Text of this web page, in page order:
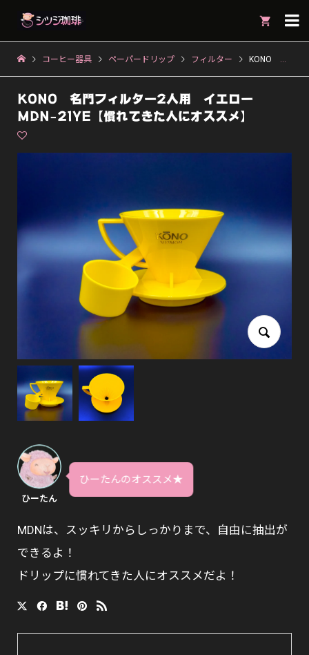

コーヒー器具 ペーパードリップ フィルター KONO 名門フィルター2人用 イエロー MDN-21YE【慣れてきた人にオススメ】
KONO 名門フィルター2人用 イエロー
MDN-21YE【慣れてきた人にオススメ】
ひーたん
ひーたんのオススメ★
MDNは、スッキリからしっかりまで、自由に抽出が
できるよ！
ドリップに慣れてきた人にオススメだよ！